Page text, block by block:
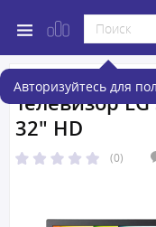
Авторизуйтесь для
Телевизор
32" HD
(0)